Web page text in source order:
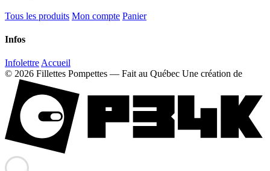
Tous les produits Mon compte Panier
Infos
Infolettre Accueil
© 2026 Fillettes Pompettes — Fait au Québec Une création de